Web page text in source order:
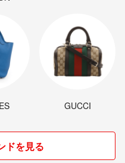
GUCCI
ドを見る